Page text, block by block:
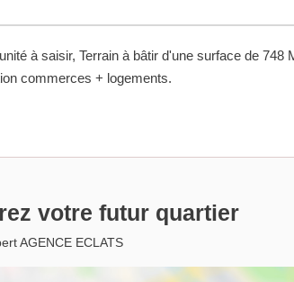
à saisir, Terrain à bâtir d'une surface de
commerces + logements.
votre futur quartier
AGENCE ECLATS